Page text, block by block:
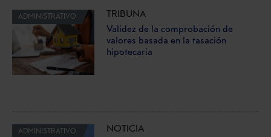
ADMINISTRATIVO
TRIBUNA
Validez de la comprobación de
valores basada en la tasación
hipotecaria
ADMINISTRATIVO
NOTICIA